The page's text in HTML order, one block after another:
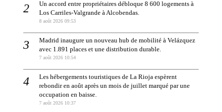
Un accord entre propriétaires débloque 8 600 logements à
Los Carriles-Valgrande à Alcobendas.
8 août 2026 09:53
Madrid inaugure un nouveau hub de mobilité à Velázquez
avec 1.891 places et une distribution durable.
7 août 2026 10:54
Les hébergements touristiques de La Rioja espèrent
rebondir en août après un mois de juillet marqué par une
occupation en baisse.
7 août 2026 10:37